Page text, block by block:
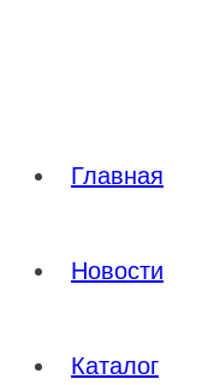
Главная
Новости
Каталог